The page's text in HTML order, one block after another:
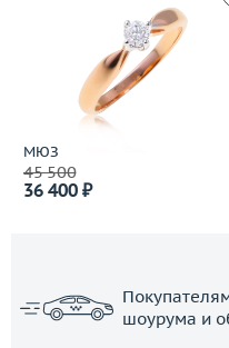
МЮЗ
45 500
36 400 ₽
шоурума и